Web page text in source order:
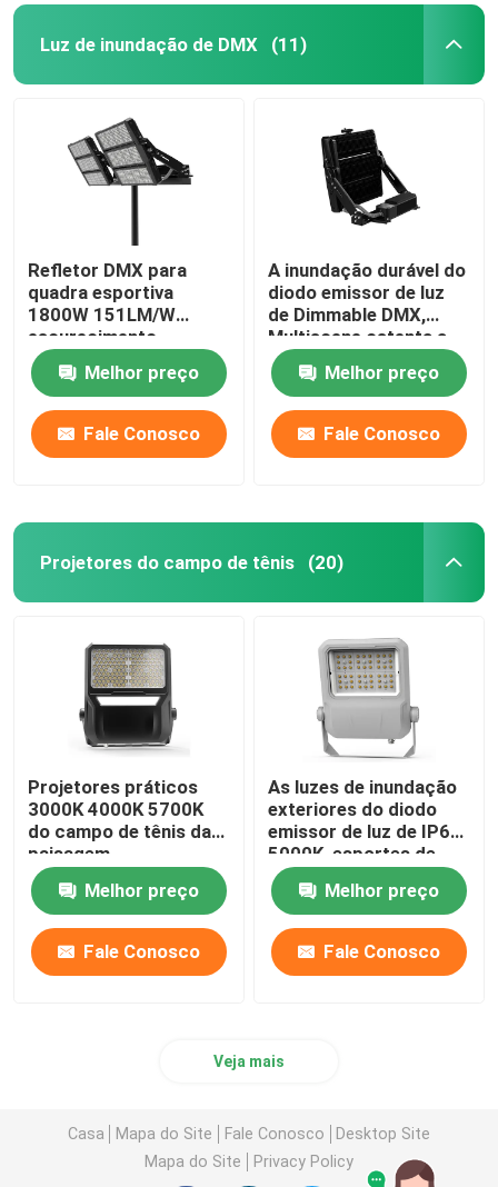
Luz de inundação de DMX (11)
Refletor DMX para
quadra esportiva
1800W 151LM/W
escurecimento
altamente eficiente
Melhor preço
Fale Conosco
A inundação durável do
diodo emissor de luz
de Dimmable DMX,
Multiscene ostenta a
iluminação da corte
Melhor preço
Fale Conosco
Projetores do campo de tênis (20)
Projetores práticos
3000K 4000K 5700K
do campo de tênis da
paisagem
Melhor preço
Fale Conosco
As luzes de inundação
exteriores do diodo
emissor de luz de IP67
5000K, esportes de
Dimmable lançam
projetoresMelhor preço
Fale Conosco
Veja mais
Casa Mapa do Site Fale Conosco
Desktop Site
Mapa do Site
Privacy Policy